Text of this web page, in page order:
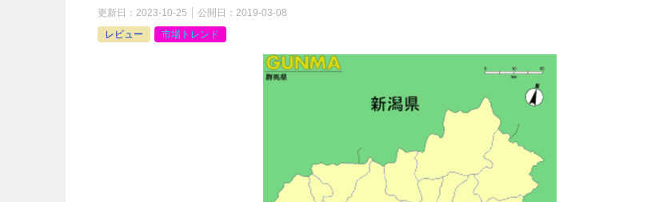
更新日： 2023-10-25 公開日： 2019-03-08
レビュー
市場トレンド